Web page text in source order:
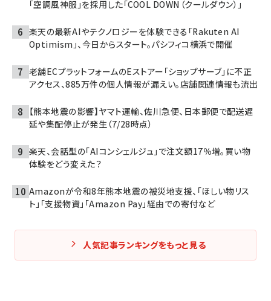
「空調風神服」を採用した「COOL DOWN（クールダウン）」
楽天の最新AIやテクノロジーを体験できる「Rakuten AI
Optimism」、今日からスタート。パシフィコ横浜で開催
老舗ECプラットフォームのEストアー「ショップサーブ」に不正
アクセス、885万件の個人情報が漏えい。店舗関連情報も流出
【熊本地震の影響】ヤマト運輸、佐川急便、日本郵便で配送遅
延や集配停止が発生（7/28時点）
楽天、会話型の「AIコンシェルジュ」で注文額17％増。買い物
体験をどう変えた？
Amazonが令和8年熊本地震の被災地支援、「ほしい物リス
ト」「支援物資」「Amazon Pay」経由での寄付など
人気記事ランキングをもっと見る